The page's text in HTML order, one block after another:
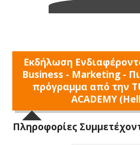
Εκδήλωση
Business - Marketing -
πρόγραμμα από την
ACADEMY
Πληροφορίες